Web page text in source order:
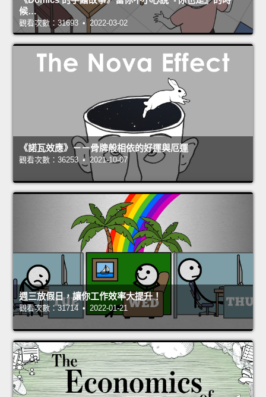
候…
觀看次數：31693 • 2022-03-02
《諾瓦效應》－－骨牌般相依的好運與厄運
觀看次數：36253 • 2021-10-07
週三放假日，讓你工作效率大提升！
觀看次數：31714 • 2022-01-21